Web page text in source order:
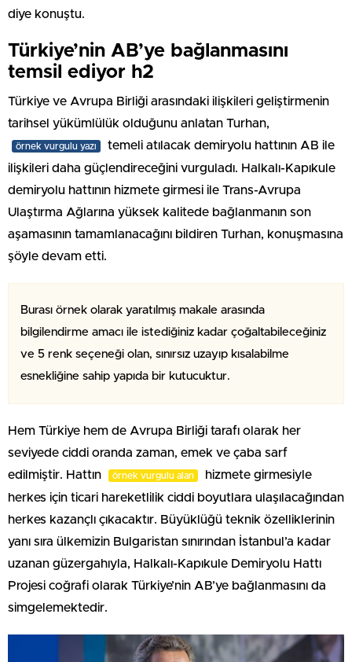
diye konuştu.
Türkiye’nin AB’ye bağlanmasını
temsil ediyor h2
Türkiye ve Avrupa Birliği arasındaki ilişkileri geliştirmenin
tarihsel yükümlülük olduğunu anlatan Turhan,
örnek vurgulu yazı
temeli atılacak demiryolu hattının AB ile
ilişkileri daha güçlendireceğini vurguladı. Halkalı-Kapıkule
demiryolu hattının hizmete girmesi ile Trans-Avrupa
Ulaştırma Ağlarına yüksek kalitede bağlanmanın son
aşamasının tamamlanacağını bildiren Turhan, konuşmasına
şöyle devam etti.
Burası örnek olarak yaratılmış makale arasında
bilgilendirme amacı ile istediğiniz kadar çoğaltabileceğiniz
ve 5 renk seçeneği olan, sınırsız uzayıp kısalabilme
esnekliğine sahip yapıda bir kutucuktur.
Hem Türkiye hem de Avrupa Birliği tarafı olarak her
seviyede ciddi oranda zaman, emek ve çaba sarf
edilmiştir. Hattın
örnek vurgulu alan
hizmete girmesiyle
herkes için ticari hareketlilik ciddi boyutlara ulaşılacağından
herkes kazançlı çıkacaktır. Büyüklüğü teknik özelliklerinin
yanı sıra ülkemizin Bulgaristan sınırından İstanbul’a kadar
uzanan güzergahıyla, Halkalı-Kapıkule Demiryolu Hattı
Projesi coğrafi olarak Türkiye’nin AB’ye bağlanmasını da
simgelemektedir.